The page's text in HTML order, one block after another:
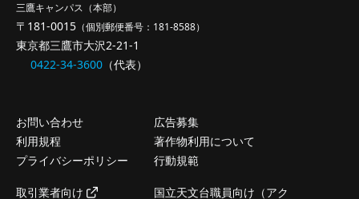
三鷹キャンパス（本部）
〒181-0015 （個別郵便番号：181-8588）
東京都三鷹市大沢2-21-1
0422-34-3600 （代表）
お問い合わせ
広告募集
利用規程
著作物利用について
プライバシーポリシー
行動規範
取引業者向け 国立天文台職員向け（アク